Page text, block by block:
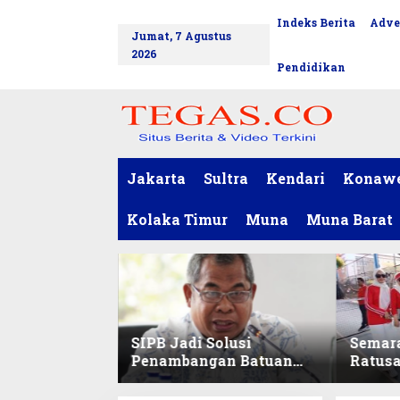
Jumat, 7 Agustus
2026
Indeks Berita
Pendidikan
Jakarta Sultra Kendari
Kolaka Timur Muna Muna Barat
SIPB Jadi Solusi
Penambangan Batuan
Komoditas ex-Golongan